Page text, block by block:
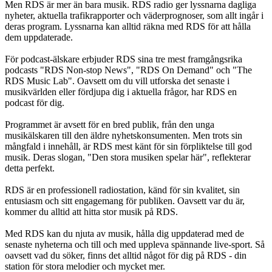
Men RDS är mer än bara musik. RDS radio ger lyssnarna dagliga
nyheter, aktuella trafikrapporter och väderprognoser, som allt ingår i
deras program. Lyssnarna kan alltid räkna med RDS för att hålla
dem uppdaterade.
För podcast-älskare erbjuder RDS sina tre mest framgångsrika
podcasts "RDS Non-stop News", "RDS On Demand" och "The
RDS Music Lab". Oavsett om du vill utforska det senaste i
musikvärlden eller fördjupa dig i aktuella frågor, har RDS en
podcast för dig.
Programmet är avsett för en bred publik, från den unga
musikälskaren till den äldre nyhetskonsumenten. Men trots sin
mångfald i innehåll, är RDS mest känt för sin förpliktelse till god
musik. Deras slogan, "Den stora musiken spelar här", reflekterar
detta perfekt.
RDS är en professionell radiostation, känd för sin kvalitet, sin
entusiasm och sitt engagemang för publiken. Oavsett var du är,
kommer du alltid att hitta stor musik på RDS.
Med RDS kan du njuta av musik, hålla dig uppdaterad med de
senaste nyheterna och till och med uppleva spännande live-sport. Så
oavsett vad du söker, finns det alltid något för dig på RDS - din
station för stora melodier och mycket mer.